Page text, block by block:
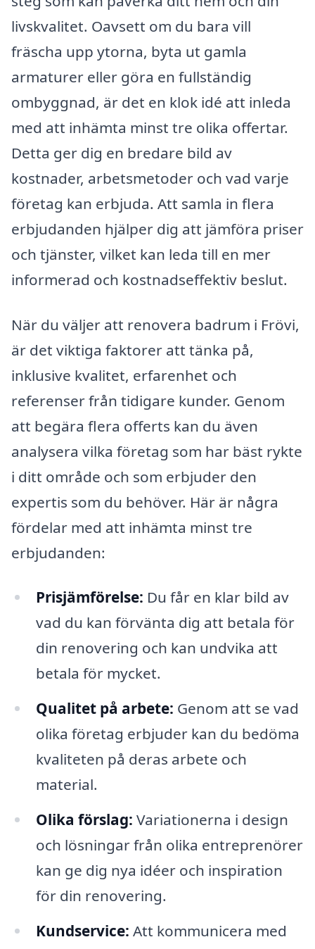
livskvalitet. Oavsett om du bara vill
fräscha upp ytorna, byta ut gamla
armaturer eller göra en fullständig
ombyggnad, är det en klok idé att inleda
med att inhämta minst tre olika offertar.
Detta ger dig en bredare bild av
kostnader, arbetsmetoder och vad varje
företag kan erbjuda. Att samla in flera
erbjudanden hjälper dig att jämföra priser
och tjänster, vilket kan leda till en mer
informerad och kostnadseffektiv beslut.
När du väljer att renovera badrum i Frövi,
är det viktiga faktorer att tänka på,
inklusive kvalitet, erfarenhet och
referenser från tidigare kunder. Genom
att begära flera offerts kan du även
analysera vilka företag som har bäst rykte
i ditt område och som erbjuder den
expertis som du behöver. Här är några
fördelar med att inhämta minst tre
erbjudanden:
Prisjämförelse: Du får en klar bild av
vad du kan förvänta dig att betala för
din renovering och kan undvika att
betala för mycket.
Qualitet på arbete: Genom att se vad
olika företag erbjuder kan du bedöma
kvaliteten på deras arbete och
material.
Olika förslag: Variationerna i design
och lösningar från olika entreprenörer
kan ge dig nya idéer och inspiration
för din renovering.
Kundservice: Att kommunicera med